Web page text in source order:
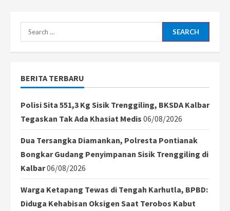
Indonesia
Mali
Search
for:
BERITA TERBARU
Polisi Sita 551,3 Kg Sisik Trenggiling, BKSDA Kalbar
Tegaskan Tak Ada Khasiat Medis 06/08/2026
Dua Tersangka Diamankan, Polresta Pontianak
Bongkar Gudang Penyimpanan Sisik Trenggiling di
Kalbar06/08/2026
Warga Ketapang Tewas di Tengah Karhutla, BPBD:
Diduga Kehabisan Oksigen Saat Terobos Kabut